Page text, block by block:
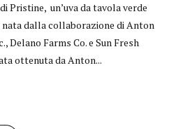
Pristine, un’uva da tavola verde
nata dalla collaborazione di Anton
Delano Farms Co. e Sun Fresh
ottenuta da Anton...